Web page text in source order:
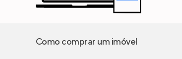
Como comprar um imóvel